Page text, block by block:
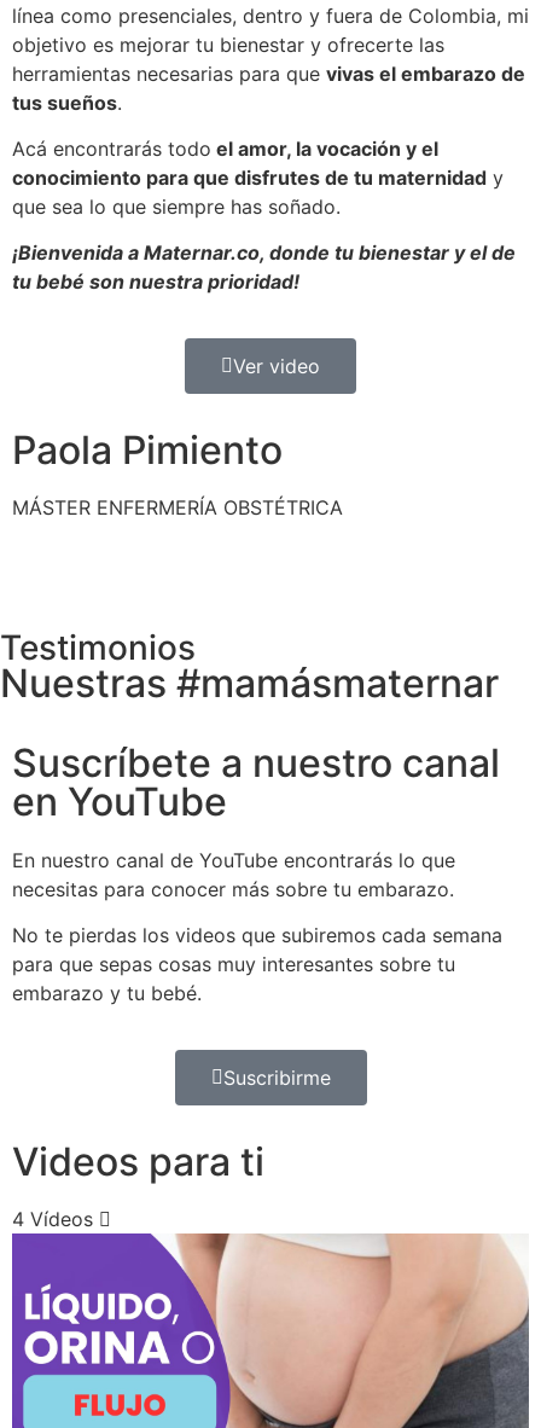
Paola Pimiento
MÁSTER ENFERMERÍA OBSTÉTRICA
línea como presenciales, dentro y fuera de Colombia, mi
objetivo es mejorar tu bienestar y ofrecerte las
herramientas necesarias para que vivas el embarazo de
tus sueños.
Acá encontrarás todo el amor, la vocación y el
conocimiento para que disfrutes de tu maternidad y
que sea lo que siempre has soñado.
¡Bienvenida a Maternar.co, donde tu bienestar y el de
tu bebé son nuestra prioridad!
Ver video
Testimonios
Nuestras #mamásmaternar
Suscríbete a nuestro canal
en YouTube
En nuestro canal de YouTube encontrarás lo que
necesitas para conocer más sobre tu embarazo.
No te pierdas los videos que subiremos cada semana
para que sepas cosas muy interesantes sobre tu
embarazo y tu bebé.
Suscribirme
Videos para ti
4 Vídeos